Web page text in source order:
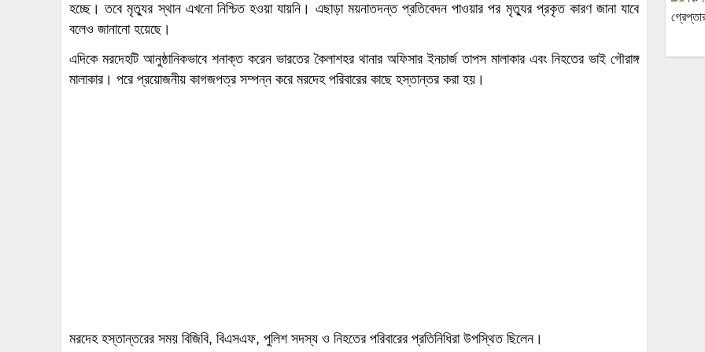
হচ্ছে। তবে মৃত্যুর স্থান এখনো নিশ্চিত হওয়া যায়নি। এছাড়া ময়নাতদন্ত প্রতিবেদন পাওয়ার পর মৃত্যুর প্রকৃত কারণ জানা যাবে
বলেও জানানো হয়েছে।
এদিকে মরদেহটি আনুষ্ঠানিকভাবে শনাক্ত করেন ভারতের কৈলাশহর থানার অফিসার ইনচার্জ তাপস মালাকার এবং নিহতের ভাই গৌরাঙ্গ
মালাকার। পরে প্রয়োজনীয় কাগজপত্র সম্পন্ন করে মরদেহ পরিবারের কাছে হস্তান্তর করা হয়।
মরদেহ হস্তান্তরের সময় বিজিবি, বিএসএফ, পুলিশ সদস্য ও নিহতের পরিবারের প্রতিনিধিরা উপস্থিত ছিলেন।